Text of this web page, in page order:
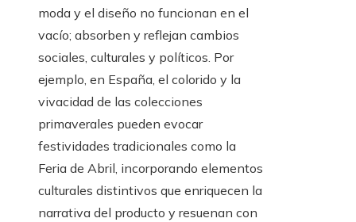
moda y el diseño no funcionan en el
vacío; absorben y reflejan cambios
sociales, culturales y políticos. Por
ejemplo, en España, el colorido y la
vivacidad de las colecciones
primaverales pueden evocar
festividades tradicionales como la
Feria de Abril, incorporando elementos
culturales distintivos que enriquecen la
narrativa del producto y resuenan con